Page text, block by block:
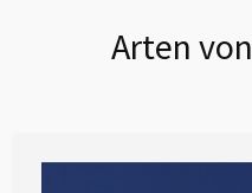
Arten von